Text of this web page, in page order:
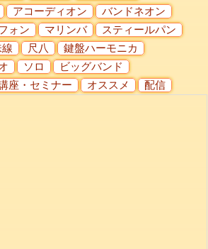
アコーディオン
バンドネオン
ォン マリンバ
スティールパン
尺八
鍵盤ハーモニカ
ソロ
ビッグバンド
座・セミナー オススメ 配信